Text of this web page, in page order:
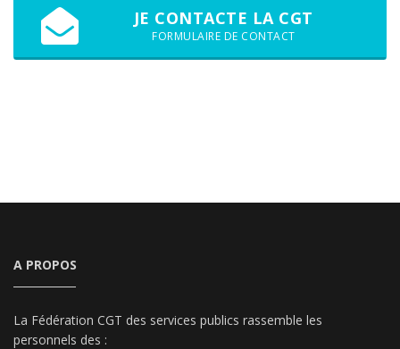
JE CONTACTE LA CGT
FORMULAIRE DE CONTACT
A PROPOS
La Fédération CGT des services publics rassemble les
personnels des :